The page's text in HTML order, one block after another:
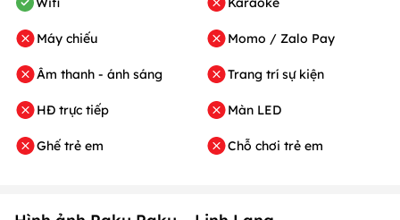
Máy chiếu
Âm thanh - ánh sáng
HĐ trực tiếp
Ghế trẻ em
Momo / Zalo Pay
Trang trí sự kiện
Màn LED
Chỗ chơi trẻ em